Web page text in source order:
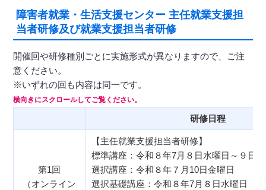
障害者就業・生活支援センター 主任就業支援担
当者研修及び就業支援担当者研修
開催回や研修種別ごとに実施形式が異なりますので、ご注
意ください。
※いずれの回も内容は同一です。
研修日程
第1回
（オンライン
【主任就業支援担当者研修】
標準講座：令和８年7月８日水曜日～９日
選択講座：令和８年７月10日金曜日
選択基礎講座：令和８年7月８日水曜日